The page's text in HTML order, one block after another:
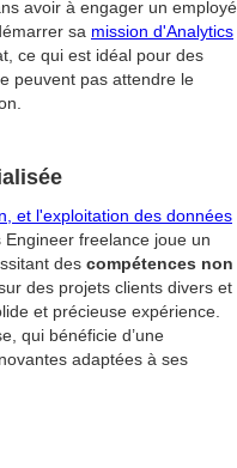
avoir à engager un employé
sa mission d'Analytics
ce qui est idéal pour des
peuvent pas attendre le
et l'exploitation des données
Engineer freelance joue un
des compétences non
des projets clients divers et
et précieuse expérience.
qui bénéficie d’une
adaptées à ses